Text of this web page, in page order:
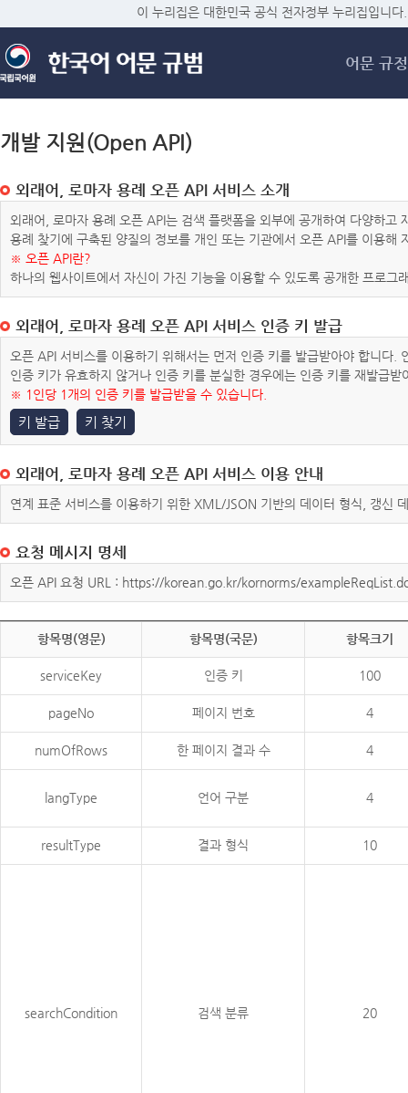
메
이 누리집은 대한민국 공식 전자정부 누리집입니다.
어문 규정
개발 지원(Open API)
외래어, 로마자 용례 오픈 API 서비스 소개
외래어, 로마자 용례 오픈 API는 검색 플랫폼을 외부에 공개하여 다양하
용례 찾기에 구축된 양질의 정보를 개인 또는 기관에서 오픈 API를 이용해
※ 오픈 API란?
하나의 웹사이트에서 자신이 가진 기능을 이용할 수 있도록 공개한 프로그
외래어, 로마자 용례 오픈 API 서비스 인증 키 발급
오픈 API 서비스를 이용하기 위해서는 먼저 인증 키를 발급받아야 합니다
인증 키가 유효하지 않거나 인증 키를 분실한 경우에는 인증 키를 재발급받
※ 1인당 1개의 인증 키를 발급받을 수 있습니다.
키 발급 키 찾기
외래어, 로마자 용례 오픈 API 서비스 이용 안내
연계 표준 서비스를 이용하기 위한 XML/JSON 기반의 데이터 형식, 갱신
요청 메시지 명세
오픈 API 요청 URL : https://korean.go.kr/kornorms/
항목명(영문) 항목명(국문) 항목크기
serviceKey 인증 키 100
pageNo 페이지 번호 4
numOfRows 한 페이지 결과 수 4
langType 언어 구분 4
resultType 결과 형식 10
searchCondition 검색 분류 20